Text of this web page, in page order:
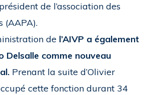
de l’association des
(AAPA).
de l’AIVP a également
Delsalle comme nouveau
Prenant la suite d’Olivier
cette fonction durant 34